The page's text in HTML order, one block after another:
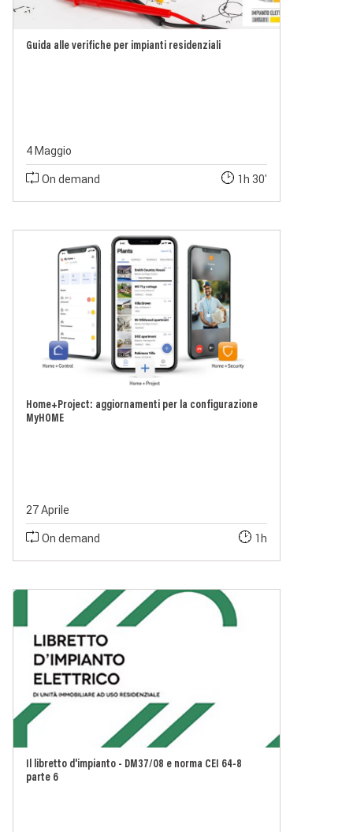
Guida alle verifiche per impianti residenziali
4 Maggio
On demand
1h 30'
Home+Project: aggiornamenti per la configurazione
MyHOME
27 Aprile
On demand
1h
Il libretto d'impianto - DM37/08 e norma CEI 64-8
parte 6